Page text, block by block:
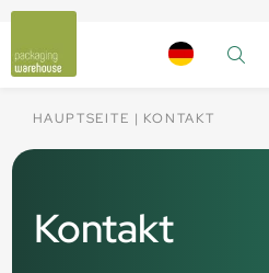
HAUPTSEITE KONTAKT
Kontakt